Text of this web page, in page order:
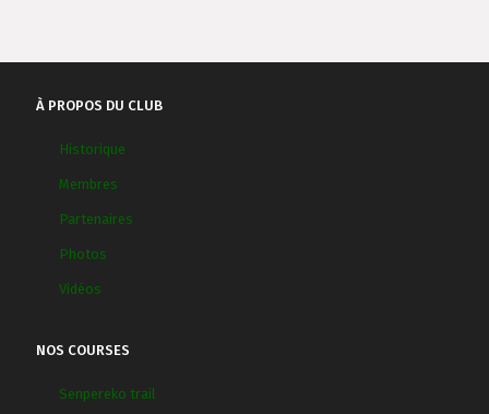
À PROPOS DU CLUB
Historique
Membres
Partenaires
Photos
Vidéos
NOS COURSES
Senpereko trail